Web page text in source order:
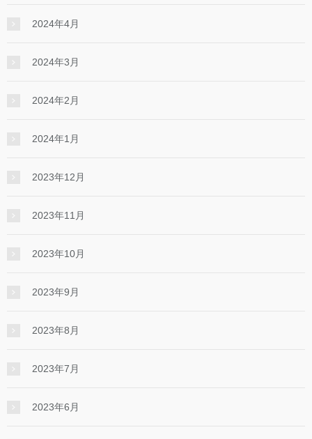
2024年4月
2024年3月
2024年2月
2024年1月
2023年12月
2023年11月
2023年10月
2023年9月
2023年8月
2023年7月
2023年6月